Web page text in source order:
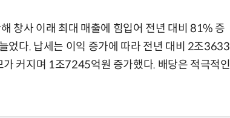
창사 이래 최대 매출에 힘입어 전년 대비 81% 증
었다. 납세는 이익 증가에 따라 전년 대비 2조3633
커지며 1조7245억원 증가했다. 배당은 적극적인